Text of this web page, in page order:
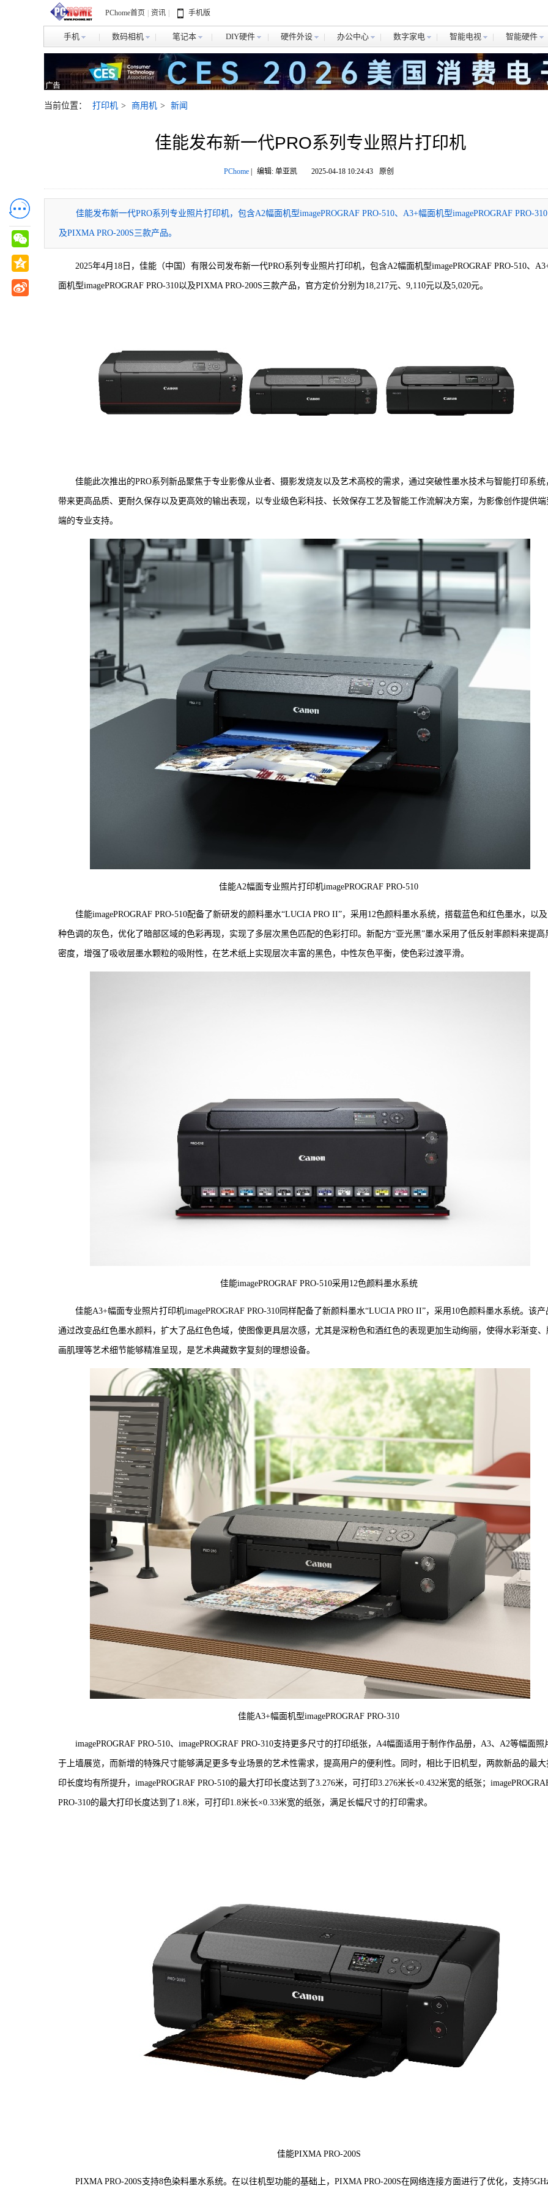
PChome首页 资讯 手机版
手机 数码相机 笔记本 DIY硬件 硬件外设 办公中心 数字家电 智能电视 智能硬件
当前位置： 打印机 > 商用机 > 新闻
佳能发布新一代PRO系列专业照片打印机
PChome| 编辑: 单亚凯 2025-04-18 10:24:43 原创
佳能发布新一代PRO系列专业照片打印机，包含A2幅面机型imagePROGRAF PRO-510、A3+幅面机型imagePROGRAF PRO-
及PIXMA PRO-200S三款产品。
2025年4月18日，佳能（中国）有限公司发布新一代PRO系列专业照片打印机，包含A2幅面机型imagePROGRAF PRO-510、
面机型imagePROGRAF PRO-310以及PIXMA PRO-200S三款产品，官方定价分别为18,217元、9,110元以及5,020元。
佳能此次推出的PRO系列新品聚焦于专业影像从业者、摄影发烧友以及艺术高校的需求，通过突破性墨水技术与智能打印系统
带来更高品质、更耐久保存以及更高效的输出表现，以专业级色彩科技、长效保存工艺及智能工作流解决方案，为影像创作提供端
端的专业支持。
佳能A2幅面专业照片打印机imagePROGRAF PRO-510
佳能imagePROGRAF PRO-510配备了新研发的颜料墨水“LUCIA PRO II”，采用12色颜料墨水系统，搭载蓝色和红色墨水，以
种色调的灰色，优化了暗部区域的色彩再现，实现了多层次黑色匹配的色彩打印。新配方“亚光黑”墨水采用了低反射率颜料来提高
密度，增强了吸收层墨水颗粒的吸附性，在艺术纸上实现层次丰富的黑色，中性灰色平衡，使色彩过渡平滑。
佳能imagePROGRAF PRO-510采用12色颜料墨水系统
佳能A3+幅面专业照片打印机imagePROGRAF PRO-310同样配备了新颜料墨水“LUCIA PRO II”，采用10色颜料墨水系统。该产
通过改变品红色墨水颜料，扩大了品红色色域，使图像更具层次感，尤其是深粉色和酒红色的表现更加生动绚丽，使得水彩渐变、
画肌理等艺术细节能够精准呈现，是艺术典藏数字复刻的理想设备。
佳能A3+幅面机型imagePROGRAF PRO-310
imagePROGRAF PRO-510、imagePROGRAF PRO-310支持更多尺寸的打印纸张，A4幅面适用于制作作品册，A3、A2等幅面照
于上墙展览，而新增的特殊尺寸能够满足更多专业场景的艺术性需求，提高用户的便利性。同时，相比于旧机型，两款新品的最大
印长度均有所提升，imagePROGRAF PRO-510的最大打印长度达到了3.276米，可打印3.276米长×0.432米宽的纸张；
PRO-310的最大打印长度达到了1.8米，可打印1.8米长×0.33米宽的纸张，满足长幅尺寸的打印需求。
佳能PIXMA PRO-200S
PIXMA PRO-200S支持8色染料墨水系统。在以往机型功能的基础上，PIXMA PRO-200S在网络连接方面进行了优化，支持